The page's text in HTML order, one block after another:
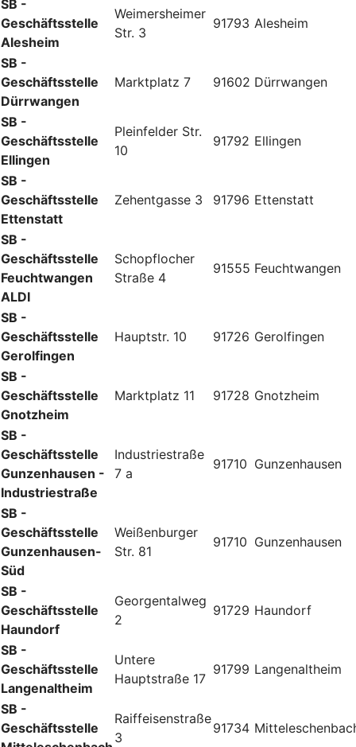
SB -
Geschäftsstelle
Alesheim
Weimersheimer
Str. 3
91793 Alesheim
SB -
Geschäftsstelle
Dürrwangen
Marktplatz 7 91602 Dürrwangen
SB -
Geschäftsstelle
Ellingen
Pleinfelder Str.
10
91792 Ellingen
SB -
Geschäftsstelle
Ettenstatt
Zehentgasse 3 91796 Ettenstatt
SB -
Geschäftsstelle
Feuchtwangen
ALDI
Schopflocher
Straße 4
91555 Feuchtwangen
SB -
Geschäftsstelle
Gerolfingen
Hauptstr. 10 91726 Gerolfingen
SB -
Geschäftsstelle
Gnotzheim
Marktplatz 11 91728 Gnotzheim
SB -
Geschäftsstelle
Gunzenhausen -
Industriestraße
Industriestraße
7 a
91710 Gunzenhausen
SB -
Geschäftsstelle
Gunzenhausen-
Süd
Weißenburger
Str. 81
91710 Gunzenhausen
SB -
Geschäftsstelle
Haundorf
Georgentalweg
2
91729 Haundorf
SB -
Geschäftsstelle
Langenaltheim
Untere
Hauptstraße 17
91799 Langenaltheim
SB -
Geschäftsstelle
Raiffeisenstraße
3
91734